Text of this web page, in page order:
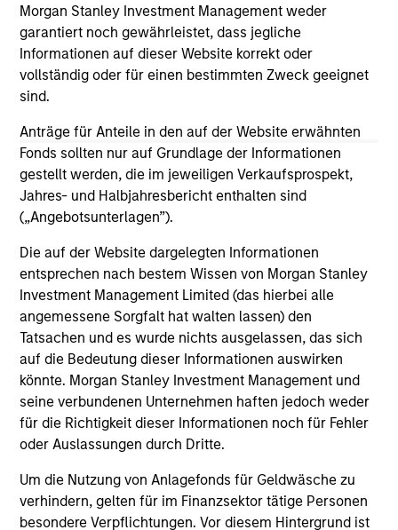
Morgan Stanley Investment Management weder
garantiert noch gewährleistet, dass jegliche
Informationen auf dieser Website korrekt oder
vollständig oder für einen bestimmten Zweck geeignet
sind.
Anträge für Anteile in den auf der Website erwähnten
Fonds sollten nur auf Grundlage der Informationen
gestellt werden, die im jeweiligen Verkaufsprospekt,
Jahres- und Halbjahresbericht enthalten sind
(„Angebotsunterlagen”).
Die auf der Website dargelegten Informationen
entsprechen nach bestem Wissen von Morgan Stanley
Investment Management Limited (das hierbei alle
angemessene Sorgfalt hat walten lassen) den
Tatsachen und es wurde nichts ausgelassen, das sich
auf die Bedeutung dieser Informationen auswirken
könnte. Morgan Stanley Investment Management und
seine verbundenen Unternehmen haften jedoch weder
für die Richtigkeit dieser Informationen noch für Fehler
oder Auslassungen durch Dritte.
Um die Nutzung von Anlagefonds für Geldwäsche zu
verhindern, gelten für im Finanzsektor tätige Personen
besondere Verpflichtungen. Vor diesem Hintergrund ist
As of July 25, 2025. The above is provided for informational
and educational purposes only. There is no guarantee that
the investment mentioned resulted in positive performance
(for realized holdings), or will perform well in the future (for
current holdings). The trademarks and service marks above
on this website has not been authorized, sponsored, or
otherwise approved by such owners. By clicking on any
links shown here, you agree that you are navigating to a
third party site. We are providing these hyperlinks to you
only as a convenience and the inclusion of any hyperlink is
not and does not imply any endorsement, approval,
information contained in any hyperlinked site. In no event
shall we be responsible for the information contained on
the site or your use of such site.